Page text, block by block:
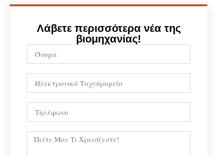
Λάβετε περισσότερα νέα της
βιομηχανίας!